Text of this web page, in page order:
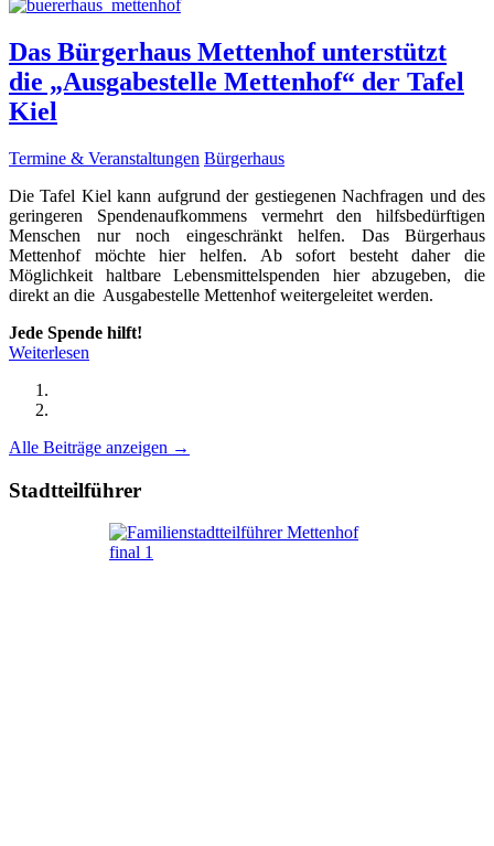
Das Bürgerhaus Mettenhof unterstützt
die „Ausgabestelle Mettenhof“ der Tafel
Kiel
Termine & Veranstaltungen Bürgerhaus
Die Tafel Kiel kann aufgrund der gestiegenen Nachfragen und des
geringeren Spendenaufkommens vermehrt den hilfsbedürftigen
Menschen nur noch eingeschränkt helfen. Das Bürgerhaus
Mettenhof möchte hier helfen. Ab sofort besteht daher die
Möglichkeit haltbare Lebensmittelspenden hier abzugeben, die
direkt an die Ausgabestelle Mettenhof weitergeleitet werden.
Jede Spende hilft!
Weiterlesen
Alle Beiträge anzeigen →
Stadtteilführer